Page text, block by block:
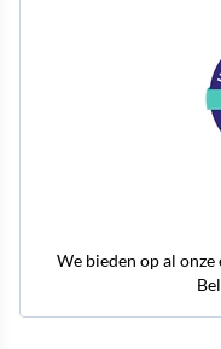
We bieden op al onze